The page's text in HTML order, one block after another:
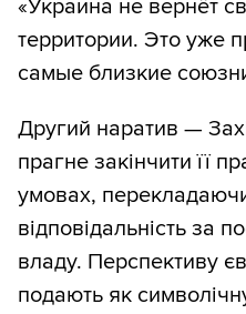
«Украина не вернёт
территории. Это уже
самые близкие
Другий наратив —
прагне закінчити її
умовах,
відповідальність за
владу. Перспективу
подають як